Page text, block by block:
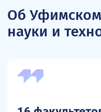
Об Уфимском
науки и